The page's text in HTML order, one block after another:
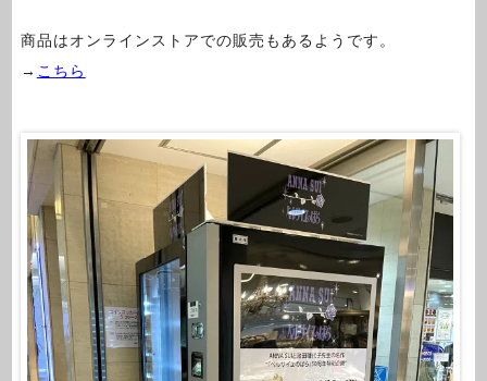
商品はオンラインストアでの販売もあるようです。
→ こちら